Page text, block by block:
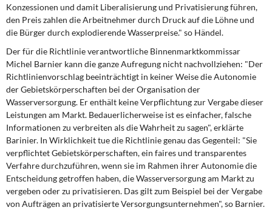
Konzessionen und damit Liberalisierung und Privatisierung führen,
den Preis zahlen die Arbeitnehmer durch Druck auf die Löhne und
die Bürger durch explodierende Wasserpreise." so Händel.
Der für die Richtlinie verantwortliche Binnenmarktkommissar
Michel Barnier kann die ganze Aufregung nicht nachvollziehen: "Der
Richtlinienvorschlag beeinträchtigt in keiner Weise die Autonomie
der Gebietskörperschaften bei der Organisation der
Wasserversorgung. Er enthält keine Verpflichtung zur Vergabe dieser
Leistungen am Markt. Bedauerlicherweise ist es einfacher, falsche
Informationen zu verbreiten als die Wahrheit zu sagen", erklärte
Barinier. In Wirklichkeit tue die Richtlinie genau das Gegenteil: "Sie
verpflichtet Gebietskörperschaften, ein faires und transparentes
Verfahre durchzuführen, wenn sie im Rahmen ihrer Autonomie die
Entscheidung getroffen haben, die Wasserversorgung am Markt zu
vergeben oder zu privatisieren. Das gilt zum Beispiel bei der Vergabe
von Aufträgen an privatisierte Versorgungsunternehmen", so Barnier.